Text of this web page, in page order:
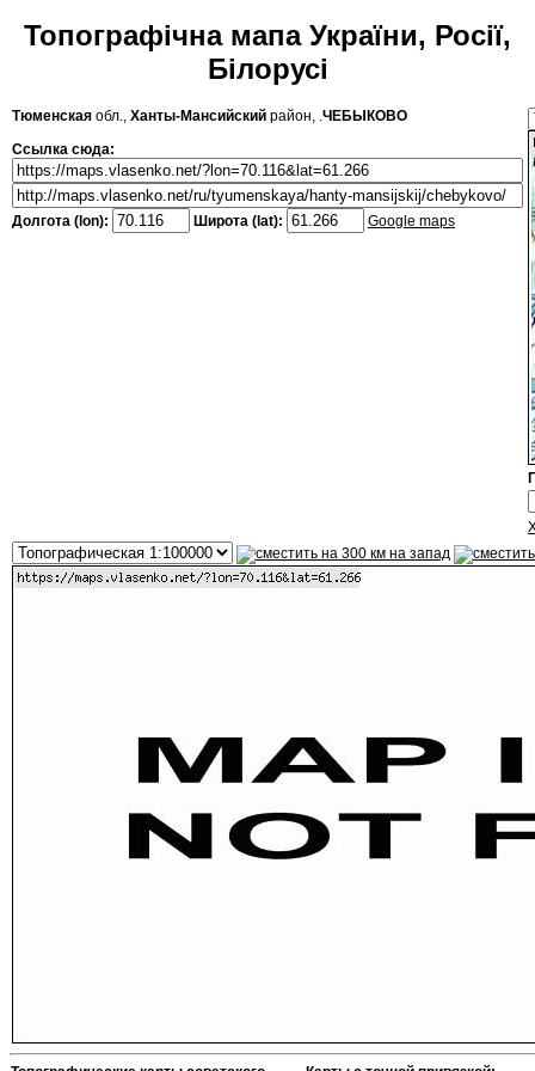
Топографічна мапа України, Росії,
Білорусі
Тюменская обл., Ханты-Мансийский район, .ЧЕБЫКОВО
Ссылка сюда:
Долгота (lon): Широта (lat): Google maps